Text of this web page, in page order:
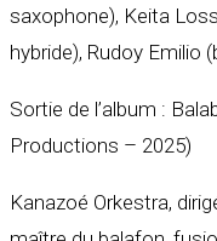
saxophone), Keita
hybride), Rudoy Emilio
Sortie de l’album :
Productions – 2025)
Kanazoé Orkestra,